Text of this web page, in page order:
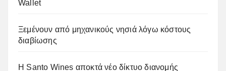
Wallet
Ξεμένουν από μηχανικούς νησιά λόγω κόστους
διαβίωσης
Η Santo Wines αποκτά νέο δίκτυο διανομής